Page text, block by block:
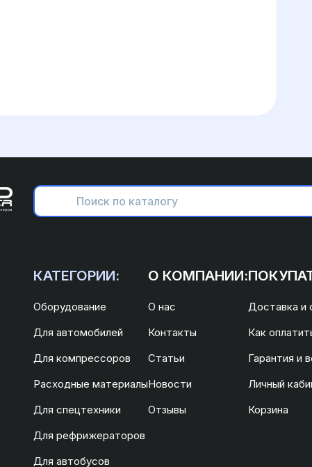
КАТЕГОРИИ:
Оборудование
Для автомобилей
Для компрессоров
Расходные материалы
Для спецтехники
Для рефрижераторов
Для автобусов
О КОМПАНИИ:
О нас
Контакты
Статьи
Новости
Отзывы
Доставка и
Как
Гарантия и
Личный
Корзина